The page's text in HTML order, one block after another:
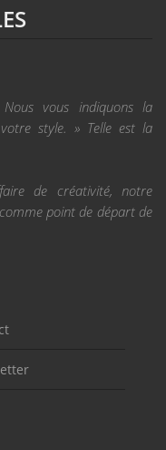
vous indiquons la
style. » Telle est la
de créativité, notre
point de départ de